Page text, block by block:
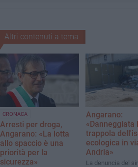
Altri contenuti a tema
CRONACA
Arresti per droga,
Angarano: «La lotta
allo spaccio è una
priorità per la
sicurezza»
Angarano:
«Danneggiata
trappola
ecologica in
Andria»
La denuncia del